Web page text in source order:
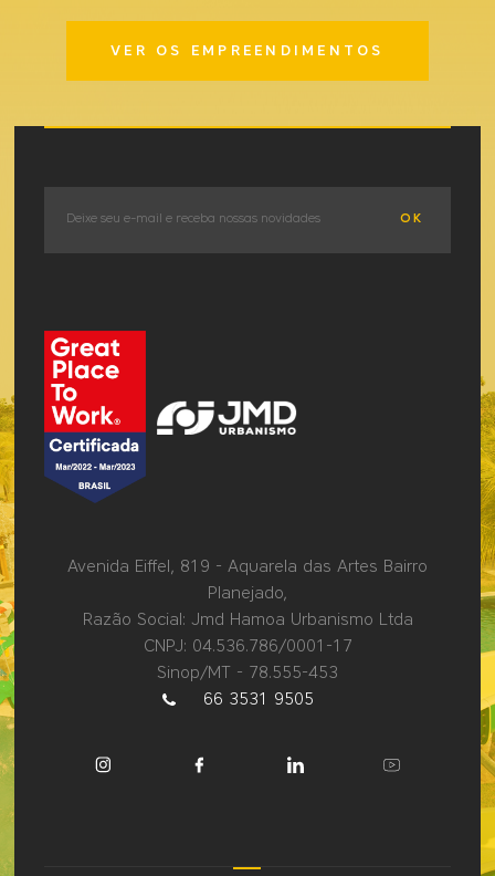
VER OS EMPREENDIMENTOS
OK
Avenida Eiffel, 819 - Aquarela das Artes Bairro
Planejado,
Razão Social: Jmd Hamoa Urbanismo Ltda
CNPJ: 04.536.786/0001-17
Sinop/MT - 78.555-453
66 3531 9505